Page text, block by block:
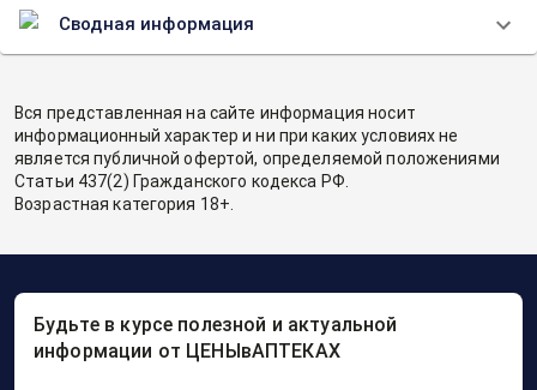
Сводная информация
Вся представленная на сайте информация носит
информационный характер и ни при каких условиях не
является публичной офертой, определяемой положениями
Статьи 437(2) Гражданского кодекса РФ.
Возрастная категория 18+.
Будьте в курсе полезной и актуальной
информации от ЦЕНЫвАПТЕКАХ